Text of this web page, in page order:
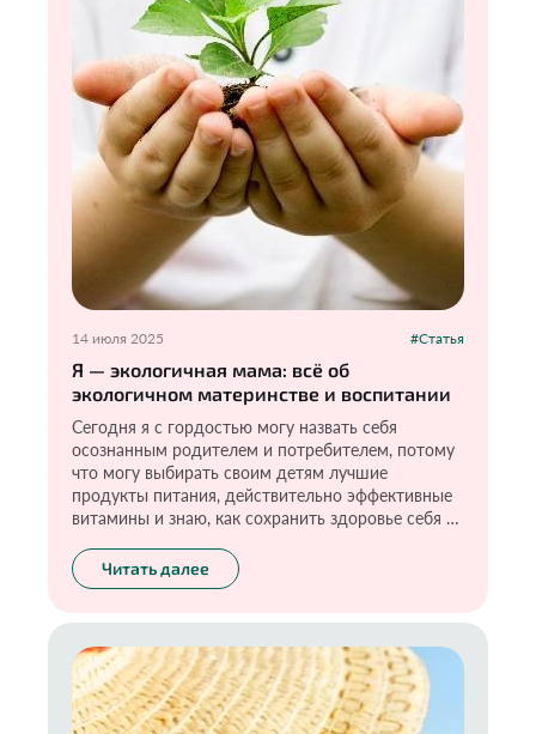
14 июля 2025 #Статья
Я — экологичная мама: всё об
экологичном материнстве и воспитании
Сегодня я с гордостью могу назвать себя
осознанным родителем и потребителем, потому
что могу выбирать своим детям лучшие
продукты питания, действительно эффективные
витамины и знаю, как сохранить здоровье себя и
теперь стараюсь передать эти знания своим
детям. Я уверена, что ответственность и умение
прежде чем воспитывать ребёнка, стоит начать с
воспитания себя. О том, что включает в себя
экологичное материнство, расскажу в новой
статье.
Читать далее